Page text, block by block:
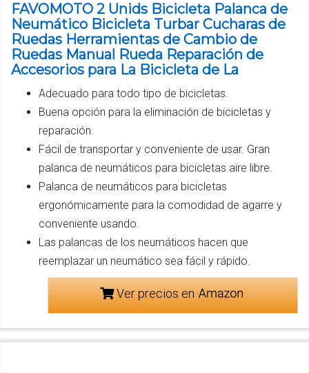
FAVOMOTO 2 Unids Bicicleta Palanca de
Neumático Bicicleta Turbar Cucharas de
Ruedas Herramientas de Cambio de
Ruedas Manual Rueda Reparación de
Accesorios para La Bicicleta de La
Adecuado para todo tipo de bicicletas.
Buena opción para la eliminación de bicicletas y
reparación.
Fácil de transportar y conveniente de usar. Gran
palanca de neumáticos para bicicletas aire libre.
Palanca de neumáticos para bicicletas
ergonómicamente para la comodidad de agarre y
conveniente usando.
Las palancas de los neumáticos hacen que
reemplazar un neumático sea fácil y rápido.
Ver precios en